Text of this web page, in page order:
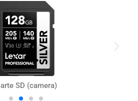
SD (camera)